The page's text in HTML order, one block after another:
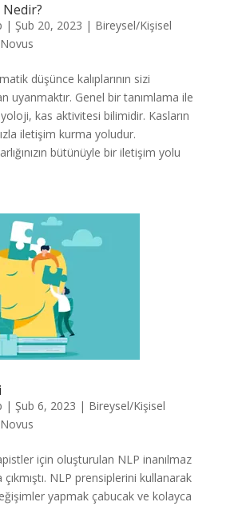
Nedir?
| Şub 20, 2023 | Bireysel/Kişisel
düşünce kalıplarının sizi
uyanmaktır. Genel bir tanımlama ile
kas aktivitesi bilimidir. Kasların
iletişim kurma yoludur.
bütünüyle bir iletişim yolu
| Şub 6, 2023 | Bireysel/Kişisel
için oluşturulan NLP inanılmaz
NLP prensiplerini kullanarak
yapmak çabucak ve kolayca